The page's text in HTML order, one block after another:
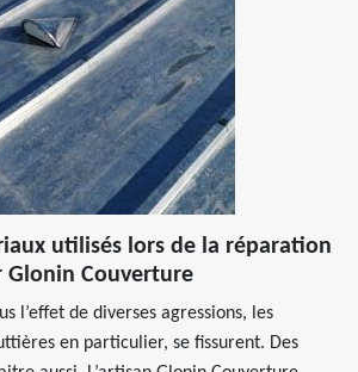
utilisés lors de la réparation
Glonin Couverture
l’effet de diverses agressions, les
en particulier, se fissurent. Des